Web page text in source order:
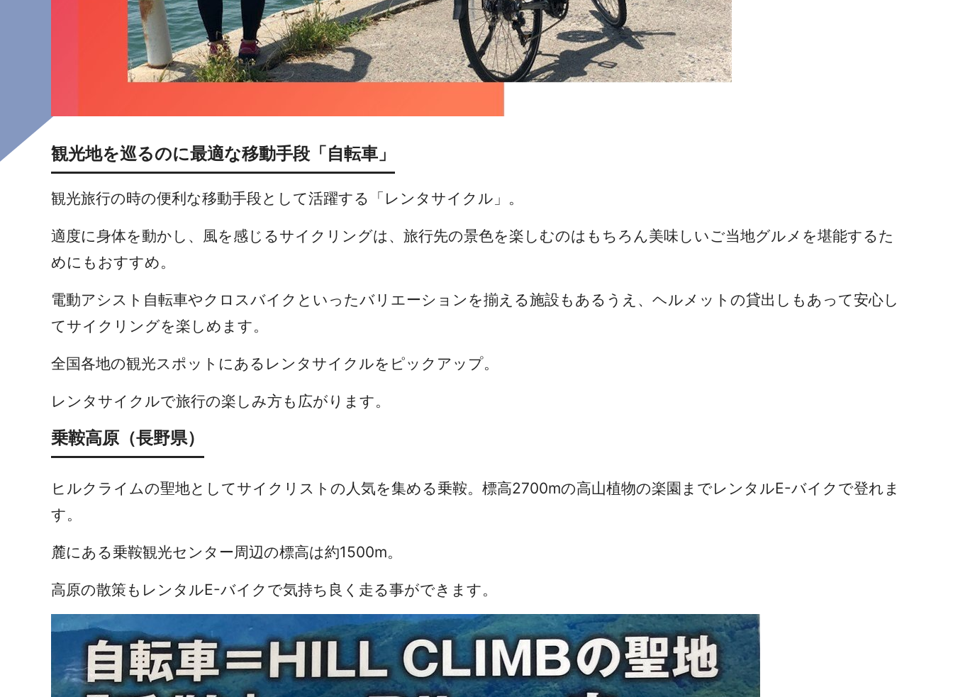
観光地を巡るのに最適な移動手段「自転車」
観光旅行の時の便利な移動手段として活躍する「レンタサイクル」。
適度に身体を動かし、風を感じるサイクリングは、旅行先の景色を楽しむのはもちろん美味しいご当地グルメを堪能するた
めにもおすすめ。
電動アシスト自転車やクロスバイクといったバリエーションを揃える施設もあるうえ、ヘルメットの貸出しもあって安心し
てサイクリングを楽しめます。
全国各地の観光スポットにあるレンタサイクルをピックアップ。
レンタサイクルで旅行の楽しみ方も広がります。
乗鞍高原（長野県）
ヒルクライムの聖地としてサイクリストの人気を集める乗鞍。標高2700mの高山植物の楽園までレンタルE-バイクで登れま
す。
麓にある乗鞍観光センター周辺の標高は約1500m。
高原の散策もレンタルE-バイクで気持ち良く走る事ができます。